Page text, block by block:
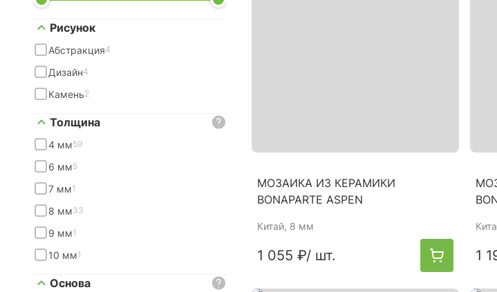
Рисунок
Абстракция4
Дизайн4
Камень2
Толщина
4 мм59
6 мм5
7 мм1
8 мм33
9 мм1
10 мм1
Основа
МОЗАИКА ИЗ КЕРАМИКИ
BONAPARTE ASPEN
Китай, 8 мм
1 055 ₽/ шт. 1